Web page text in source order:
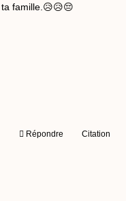
famille.😥😥😔
Répondre Citation